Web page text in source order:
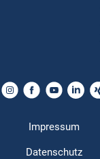
Impressum
Datenschutz